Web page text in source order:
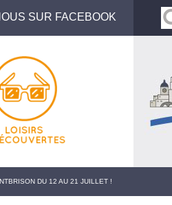
SUR FACEBOOK
DU 12 AU 21 JUILLET !